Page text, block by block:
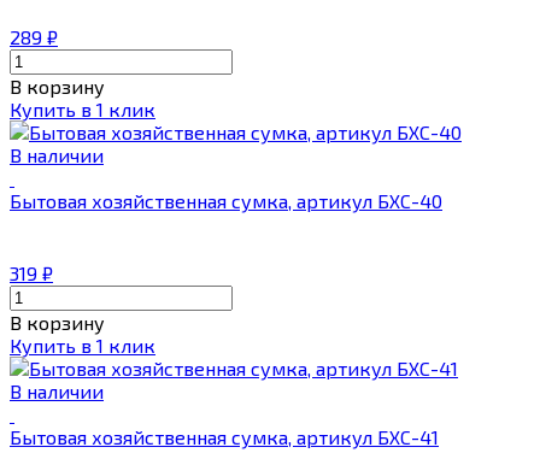
289 ₽
В корзину
Купить в 1 клик
В наличии
Бытовая хозяйственная сумка, артикул БХС-40
319 ₽
В корзину
Купить в 1 клик
В наличии
Бытовая хозяйственная сумка, артикул БХС-41